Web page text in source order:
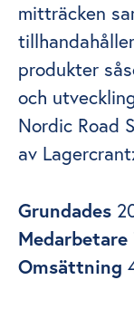
mitträcken
produkter
och
Nordic Road
av
Grundades
Medarbetare
Omsättning